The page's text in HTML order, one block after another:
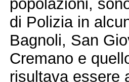
popolazioni,
di Polizia in
Bagnoli, San
Cremano e
risultava essere